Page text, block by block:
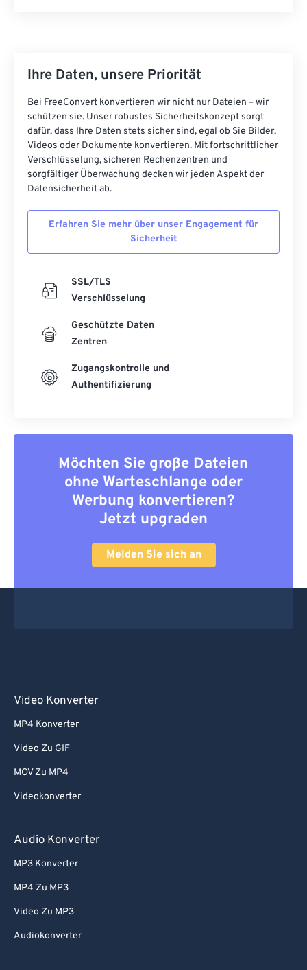
Ihre Daten, unsere Priorität
Bei FreeConvert konvertieren wir nicht nur Dateien – wir
schützen sie. Unser robustes Sicherheitskonzept sorgt
dafür, dass Ihre Daten stets sicher sind, egal ob Sie Bilder,
Videos oder Dokumente konvertieren. Mit fortschrittlicher
Verschlüsselung, sicheren Rechenzentren und
sorgfältiger Überwachung decken wir jeden Aspekt der
Datensicherheit ab.
Erfahren Sie mehr über unser Engagement für
Sicherheit
SSL/TLS
Verschlüsselung
Geschützte Daten
Zentren
Zugangskontrolle und
Authentifizierung
Möchten Sie große Dateien
ohne Warteschlange oder
Werbung konvertieren?
Jetzt upgraden
Melden Sie sich an
Video Konverter
MP4 Konverter
Video Zu GIF
MOV Zu MP4
Videokonverter
Audio Konverter
MP3 Konverter
MP4 Zu MP3
Video Zu MP3
Audiokonverter